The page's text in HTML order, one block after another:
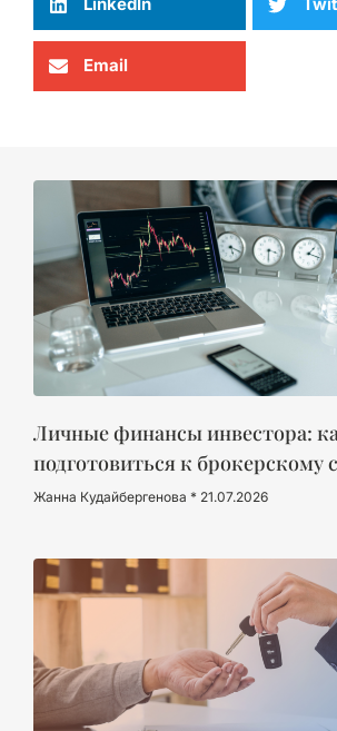
LinkedIn
Email
Личные финансы инвестора:
подготовиться к брокерскому
Жанна Кудайбергенова 21.07.2026